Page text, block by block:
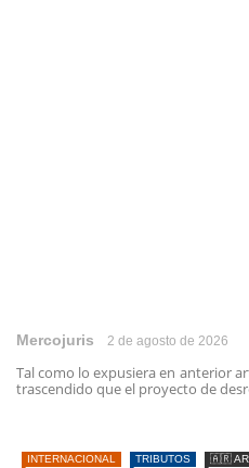
Mercojuris 2 de agosto de 2026
Tal como lo expusiera en anterior
trascendido que el proyecto de
INTERNACIONAL TRIBUTOS 🇦🇷